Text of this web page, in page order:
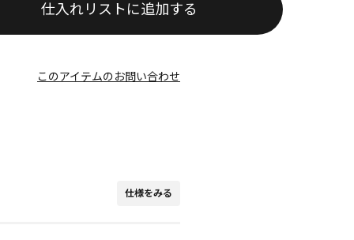
仕入れリストに追加する
このアイテムのお問い合わせ
仕様をみる